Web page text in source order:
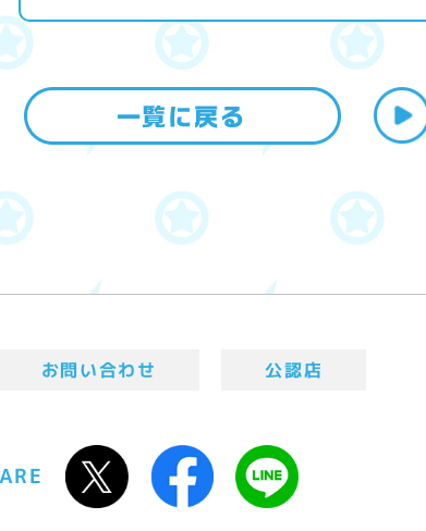
お問い合わせ 公認店